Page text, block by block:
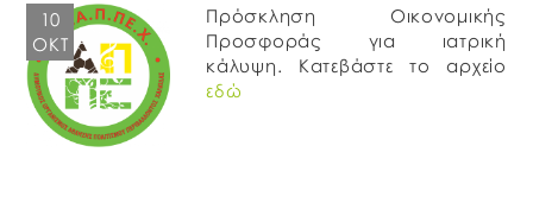
10
ΟΚΤ
Πρόσκληση Οικονομικής
Προσφοράς για ιατρική
κάλυψη. Κατεβάστε το αρχείο
εδώ